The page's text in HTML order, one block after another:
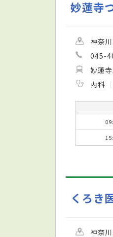
妙蓮寺
神奈
045-
妙蓮
内科
くろき
神奈